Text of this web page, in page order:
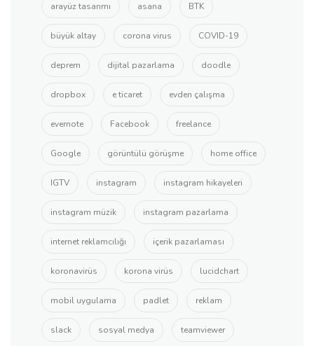
arayüz tasarımı asana BTK
büyük altay corona virus COVID-19
deprem dijital pazarlama doodle
dropbox e ticaret evden çalışma
evernote Facebook freelance
Google görüntülü görüşme home office
IGTV instagram instagram hikayeleri
instagram müzik instagram pazarlama
internet reklamcılığı içerik pazarlaması
koronavirüs korona virüs lucidchart
mobil uygulama padlet reklam
slack sosyal medya teamviewer